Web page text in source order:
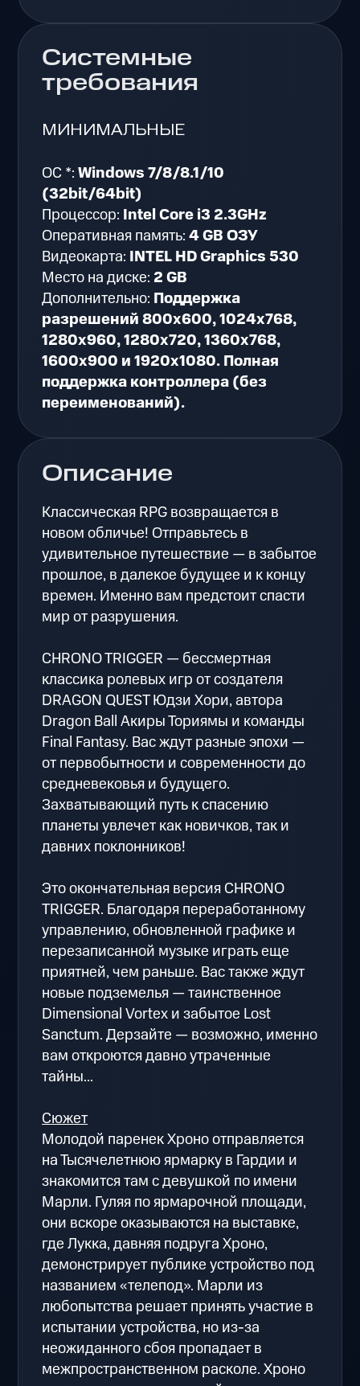
Описание
Классическая RPG возвращается в
новом обличье! Отправьтесь в
удивительное путешествие — в забытое
прошлое, в далекое будущее и к концу
времен. Именно вам предстоит спасти
мир от разрушения.
CHRONO TRIGGER — бессмертная
классика ролевых игр от создателя
DRAGON QUEST Юдзи Хори, автора
Dragon Ball Акиры Ториямы и команды
Final Fantasy. Вас ждут разные эпохи —
от первобытности и современности до
средневековья и будущего.
Захватывающий путь к спасению
планеты увлечет как новичков, так и
давних поклонников!
Это окончательная версия CHRONO
TRIGGER. Благодаря переработанному
управлению, обновленной графике и
перезаписанной музыке играть еще
приятней, чем раньше. Вас также ждут
новые подземелья — таинственное
Dimensional Vortex и забытое Lost
Sanctum. Дерзайте — возможно, именно
вам откроются давно утраченные
тайны...
Сюжет
Молодой паренек Хроно отправляется
на Тысячелетнюю ярмарку в Гардии и
знакомится там с девушкой по имени
Марли. Гуляя по ярмарочной площади,
они вскоре оказываются на выставке,
где Лукка, давняя подруга Хроно,
демонстрирует публике устройство под
названием «телепод». Марли из
любопытства решает принять участие в
испытании устройства, но из-за
неожиданного сбоя пропадает в
межпространственном расколе. Хроно
Системные
требования
МИНИМАЛЬНЫЕ
ОС *:Windows 7/8/8.1/10
(32bit/64bit)
Процессор: Intel Core i3 2.3GHz
Оперативная память:4 GB ОЗУ
Видеокарта: INTEL HD Graphics 530
Место на диске: 2 GB
Дополнительно: Поддержка
разрешений 800x600, 1024x768,
1280x960, 1280x720, 1360x768,
1600x900 и 1920x1080. Полная
поддержка контроллера (без
переименований).